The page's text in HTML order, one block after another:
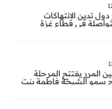
تدين الانتهاكات
في قطاع غزة
المرر يفتتح المرحلة
سمو الشيخة فاطمة بنت